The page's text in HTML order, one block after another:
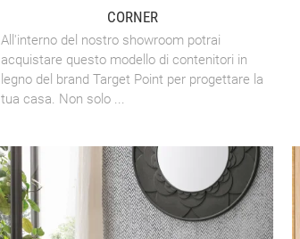
CORNER
All'interno del nostro showroom potrai
acquistare questo modello di contenitori in
legno del brand Target Point per progettare la
tua casa. Non solo ...